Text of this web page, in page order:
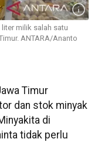
milik salah satu
ANTARA/Ananto
Timur
dan stok minyak
di
tidak perlu